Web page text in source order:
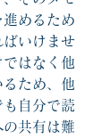
めるため
いけませ
はなく他
るため、他
も自分で読
共有は難